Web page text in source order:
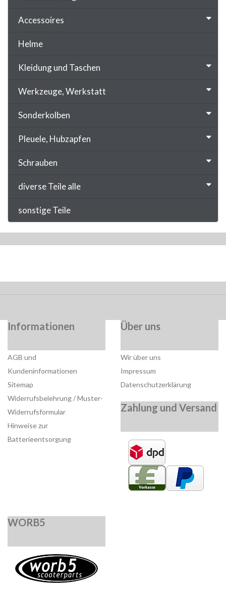
Accessoires
Helme
Kleidung und Taschen
Werkzeuge, Werkstatt
Sonderkolben
Pleuele, Hubzapfen
Schrauben
diverse Teile alle
sonstige Teile
Informationen
AGB und
Kundeninformationen
Sitemap
Widerrufsbelehrung / Muster-
Widerrufsformular
Hinweise zur
Batterieentsorgung
Über uns
Wir über uns
Impressum
Datenschutzerklärung
Zahlung und Versand
WORB5